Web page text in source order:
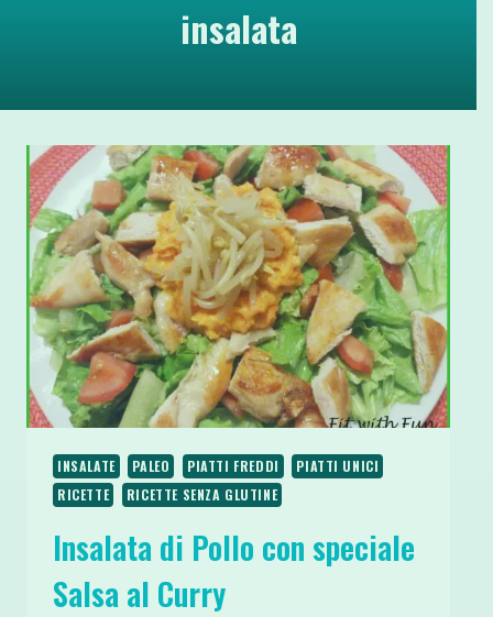
insalata
INSALATE PALEO PIATTI FREDDI
PIATTI UNICI
RICETTE
RICETTE SENZA GLUTINE
Insalata di Pollo con speciale
Salsa al Curry